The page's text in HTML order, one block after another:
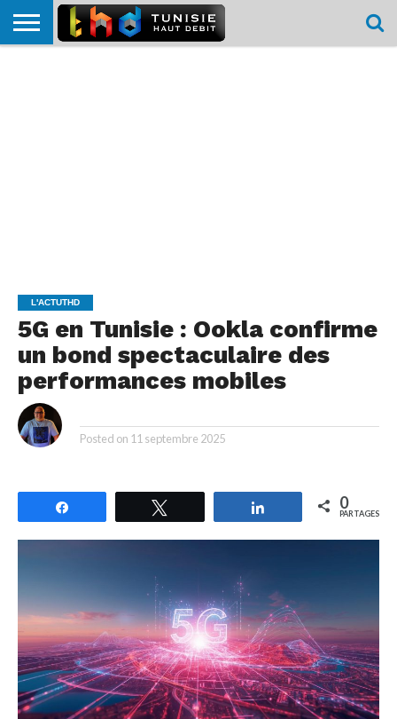
L'ACTUTHD
5G en Tunisie : Ookla confirme
un bond spectaculaire des
performances mobiles
Posted on 11 septembre 2025
Partagez 0
PARTAGES